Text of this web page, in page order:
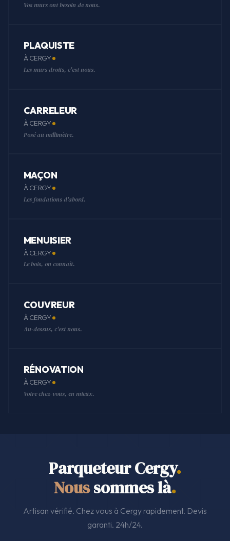
Vos murs ont besoin de nous.
PLAQUISTE
À CERGY
Les murs droits, c'est nous.
CARRELEUR
À CERGY
Posé au millimètre.
MAÇON
À CERGY
Les fondations d'abord.
MENUISIER
À CERGY
Le bois, on connaît.
COUVREUR
À CERGY
Au-dessus, c'est nous.
RÉNOVATION
À CERGY
Votre chez-vous, en mieux.
Parqueteur Cergy.
Noussommes là.
Artisan vérifié. Chez vous à Cergy rapidement. Devis
garanti. 24h/24.